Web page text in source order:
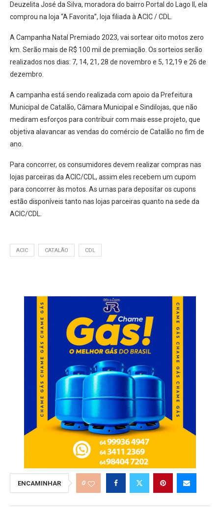
Deuzelita José da Silva, moradora do bairro Portal do Lago II, ela
comprou na loja “A Favorita”, loja filiada à ACIC / CDL.
A Campanha Natal Premiado 2023, vai sortear oito motos zero
km. Serão mais de R$ 100 mil de premiação. Os sorteios serão
realizados nos dias: 7, 14, 21, 28 de novembro e 5, 12,19 e 26 de
dezembro.
A campanha está sendo realizada com apoio da Prefeitura
Municipal de Catalão, Câmara Municipal e Sindilojas, que não
mediram esforços para contribuir com mais esse projeto, que
objetiva alavancar as vendas do comércio de Catalão no fim de
ano.
Para concorrer, os consumidores devem realizar compras nas
lojas parceiras da ACIC/CDL, assim eles recebem um cupom
para concorrer às motos. As urnas para depositar os cupons
estão disponíveis tanto nas lojas parceiras quanto na sede da
ACIC/CDL.
ACIC CATALÃO CDL
ENCAMINHAR 0